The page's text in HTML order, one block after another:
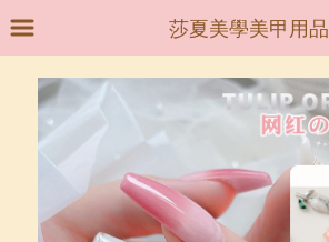
莎夏美學美甲用品